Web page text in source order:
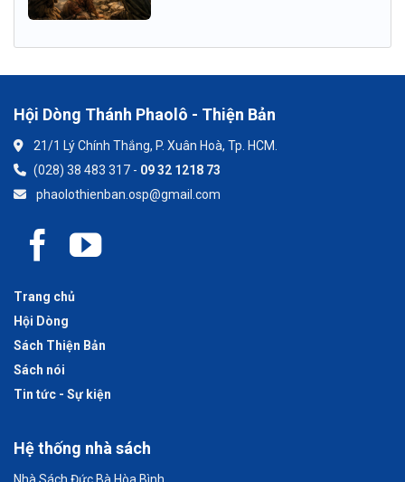
Hội Dòng Thánh Phaolô - Thiện Bản
21/1 Lý Chính Thắng, P. Xuân Hoà, Tp. HCM.
(028) 38 483 317 - 09 32 1218 73
phaolothienban.osp@gmail.com
Trang chủ
Hội Dòng
Sách Thiện Bản
Sách nói
Tin tức - Sự kiện
Hệ thống nhà sách
Nhà Sách Đức Bà Hòa Bình